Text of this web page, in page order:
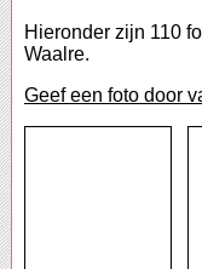
Hieronder zijn 110
Waalre.
Geef een foto door